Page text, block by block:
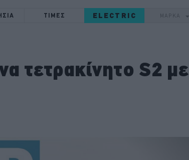
ΤΙΜΕΣ ELECTRIC ΜΑΡΚΑ
τετρακίνητο S2 με